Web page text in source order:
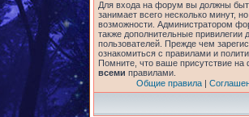
Для входа на форум вы должны
занимает всего несколько минут,
возможности. Администратором
также дополнительные привилегии
пользователей. Прежде чем
ознакомиться с правилами и
Помните, что ваше присутствие на
всеми правилами.
Общие правила |